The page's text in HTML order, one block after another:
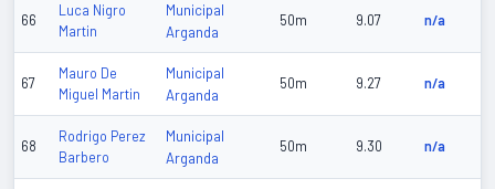
66
Luca Nigro
Martin
Municipal
Arganda
50m 9.07 n/a
67
Mauro De
Miguel Martin
Municipal
Arganda
50m 9.27 n/a
68
Rodrigo Perez
Barbero
Municipal
Arganda
50m 9.30 n/a